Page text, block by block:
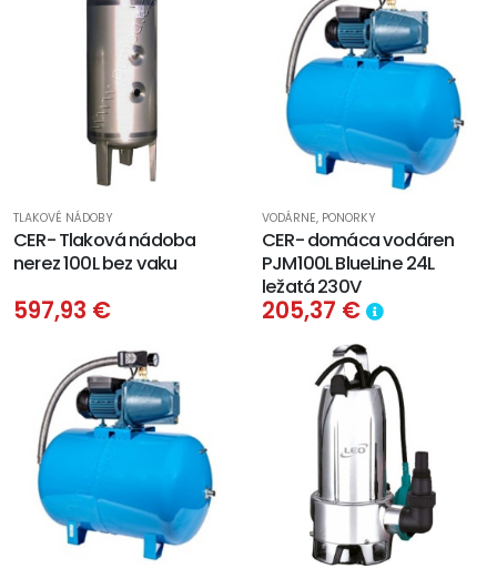
TLAKOVÉ NÁDOBY
CER- Tlaková nádoba
nerez 100L bez vaku
597,93 €
VODÁRNE, PONORKY
CER- domáca vodáren
PJM100L BlueLine 24L
ležatá 230V
205,37 €